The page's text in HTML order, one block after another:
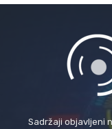
Sadržaji objavljeni